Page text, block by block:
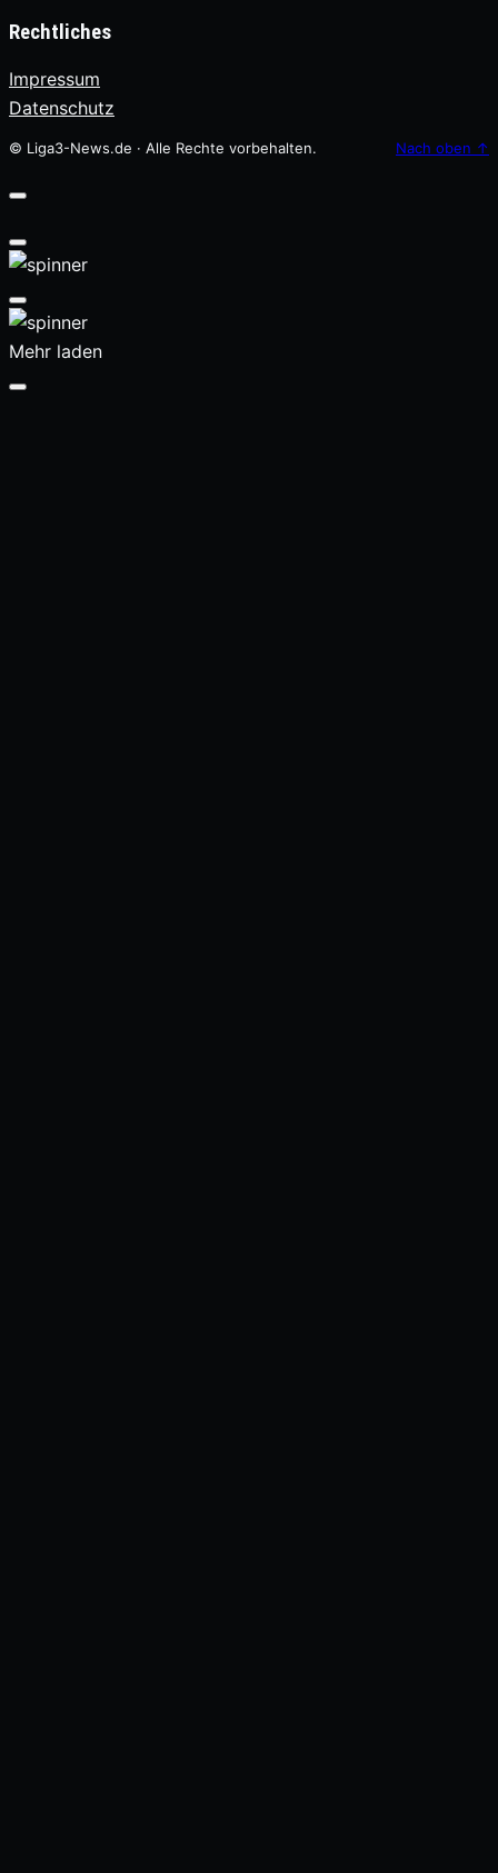
Rechtliches
Impressum
Datenschutz
© Liga3-News.de · Alle Rechte vorbehalten. Nach oben ↑
Mehr laden